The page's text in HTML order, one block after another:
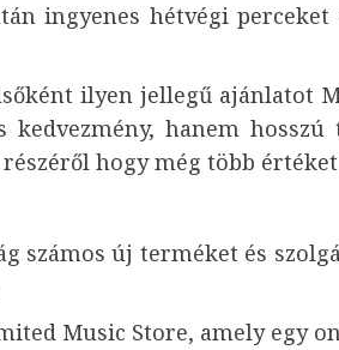
ingyenes hétvégi perceket
ilyen jellegű ajánlatot
kedvezmény, hanem
részéről hogy még több
számos új terméket és
Music Store, amely egy